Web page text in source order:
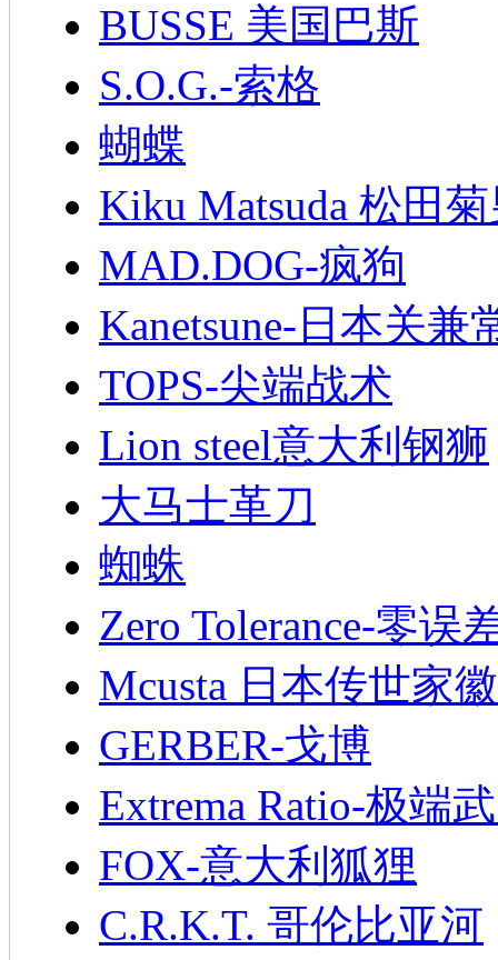
BUSSE 美国巴斯
S.O.G.-索格
蝴蝶
Kiku Matsuda 松田
MAD.DOG-疯狗
Kanetsune-日本关兼
TOPS-尖端战术
Lion steel意大利钢狮
大马士革刀
蜘蛛
Zero Tolerance-零误
Mcusta 日本传世家徽
GERBER-戈博
Extrema Ratio-极端
FOX-意大利狐狸
C.R.K.T. 哥伦比亚河